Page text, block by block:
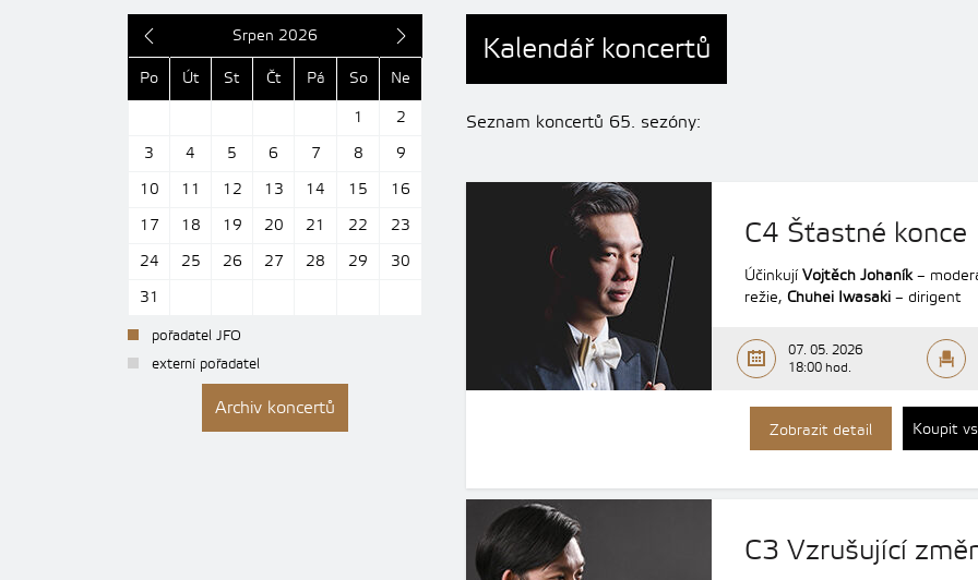
Srpen 2026
Po Út St Čt Pá So
Ne
1
2
3
4 5 6 7 8
9
10
11 12 13 14 15
16
17
18 19 20 21 22
23
24
25 26 27 28 29
30
31
pořadatel JFO
externí pořadatel
Archiv koncertů
Kalendář koncertů
Seznam koncertů 65. sezóny:
C4 Šťastné konce
Účinkují Vojtěch Johaník–
režie, Chuhei Iwasaki – dirigent
07. 05. 2026
18:00 hod.
Zobrazit detail Koupit
C3 Vzrušující